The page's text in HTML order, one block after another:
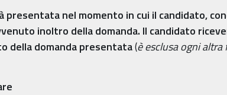
presentata nel momento in cui il candidato,
inoltro della domanda. Il candidato
della domanda presentata(è esclusa ogni